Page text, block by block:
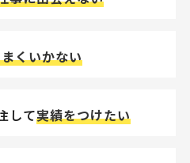
くいかない
して実績をつけたい